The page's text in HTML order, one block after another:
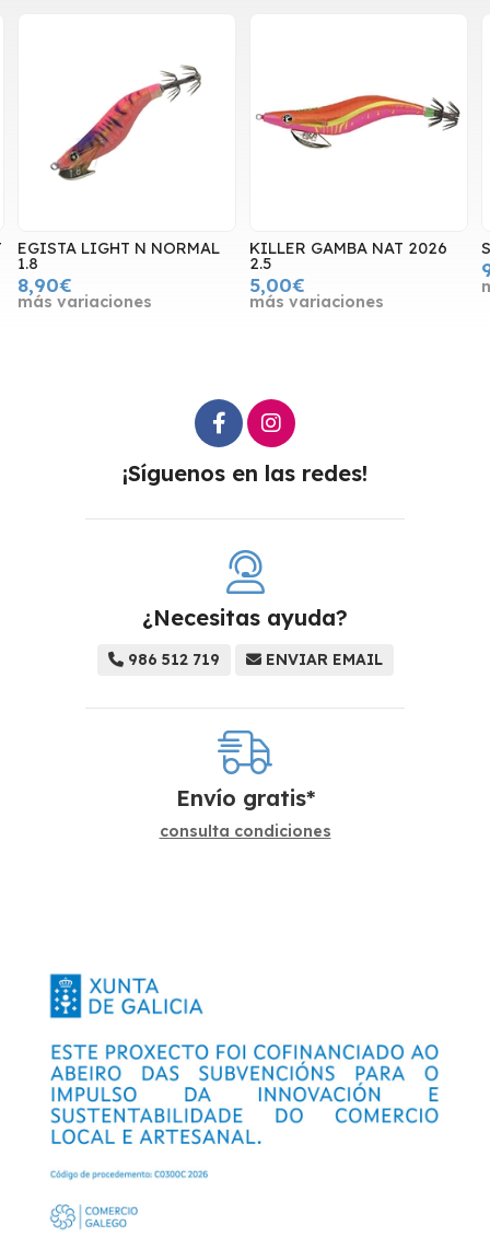
EGISTA LIGHT N NORMAL
1.8
8,90€
más variaciones
KILLER GAMBA NAT 2026
2.5
5,00€
más variaciones
¡Síguenos en las redes!
¿Necesitas ayuda?
986 512 719 ENVIAR EMAIL
Envío gratis*
consulta condiciones